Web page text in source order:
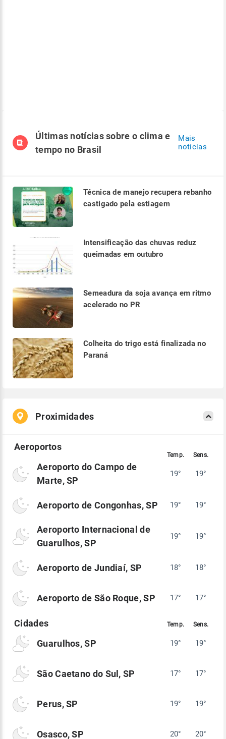
Últimas notícias sobre o clima e
tempo no Brasil
Mais
notícias
Técnica de manejo recupera rebanho
castigado pela estiagem
Intensificação das chuvas reduz
queimadas em outubro
Semeadura da soja avança em ritmo
acelerado no PR
Colheita do trigo está finalizada no
Paraná
Proximidades
Aeroporto do Campo de
Marte, SP
19° 19°
Aeroporto de Congonhas, SP 19° 19°
Aeroporto Internacional de
Guarulhos, SP
19° 19°
Aeroporto de Jundiaí, SP 18° 18°
Aeroporto de São Roque, SP 17° 17°
Guarulhos, SP 19° 19°
São Caetano do Sul, SP 17° 17°
Perus, SP 19° 19°
Osasco, SP 20° 20°